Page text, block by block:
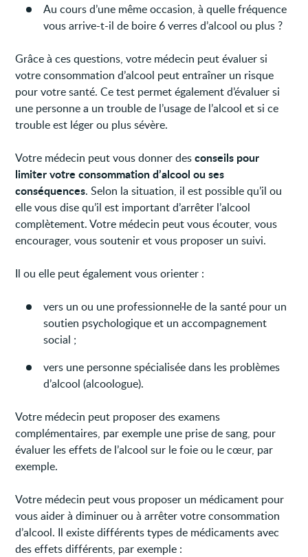
Au cours d’une même occasion, à quelle fréquence
vous arrive-t-il de boire 6 verres d’alcool ou plus ?
Grâce à ces questions, votre médecin peut évaluer si
votre consommation d’alcool peut entraîner un risque
pour votre santé. Ce test permet également d’évaluer si
une personne a un trouble de l’usage de l’alcool et si ce
trouble est léger ou plus sévère.
Votre médecin peut vous donner desconseils pour
limiter votre consommation d’alcool ou ses
conséquences. Selon la situation, il est possible qu’il ou
elle vous dise qu’il est important d’arrêter l’alcool
complètement. Votre médecin peut vous écouter, vous
encourager, vous soutenir et vous proposer un suivi.
Il ou elle peut également vous orienter :
vers un ou une professionnel·le de la santé pour un
soutien psychologique et un accompagnement
social ;
vers une personne spécialisée dans les problèmes
d’alcool (alcoologue).
Votre médecin peut proposer des examens
complémentaires, par exemple une prise de sang, pour
évaluer les effets de l’alcool sur le foie ou le cœur, par
exemple.
Votre médecin peut vous proposer un médicament pour
vous aider à diminuer ou à arrêter votre consommation
d’alcool. Il existe différents types de médicaments avec
des effets différents, par exemple :